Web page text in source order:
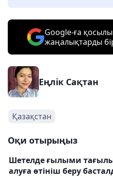
Google-ға
жаңалықтарды
Еңлік Сақтан
Қазақстан
Оқи отырыңыз
Шетелде ғылыми
алуға өтініш беру